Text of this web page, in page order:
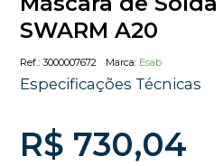
SWARM A20
3000007672 Esab
Especificações Técnicas
R$ 730,04